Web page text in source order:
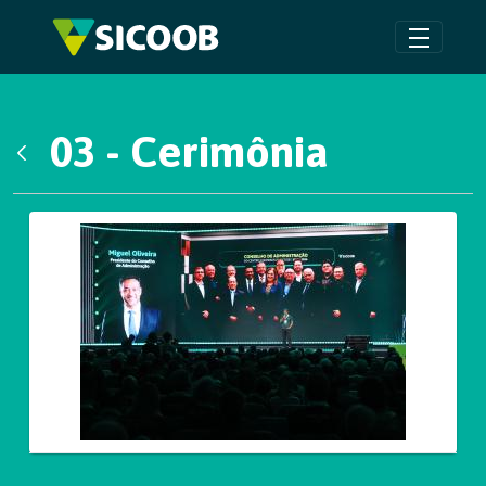
Pular para o Conteúdo principal
03 - Cerimônia
Galeria de Mídias